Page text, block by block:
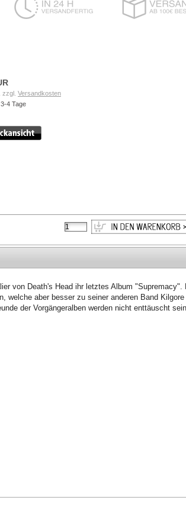
zzgl. Versandkosten
3-4 Tage
von Death's Head ihr letztes Album "Supremacy".
welche aber besser zu seiner anderen Band Kilgore
der Vorgängeralben werden nicht enttäuscht